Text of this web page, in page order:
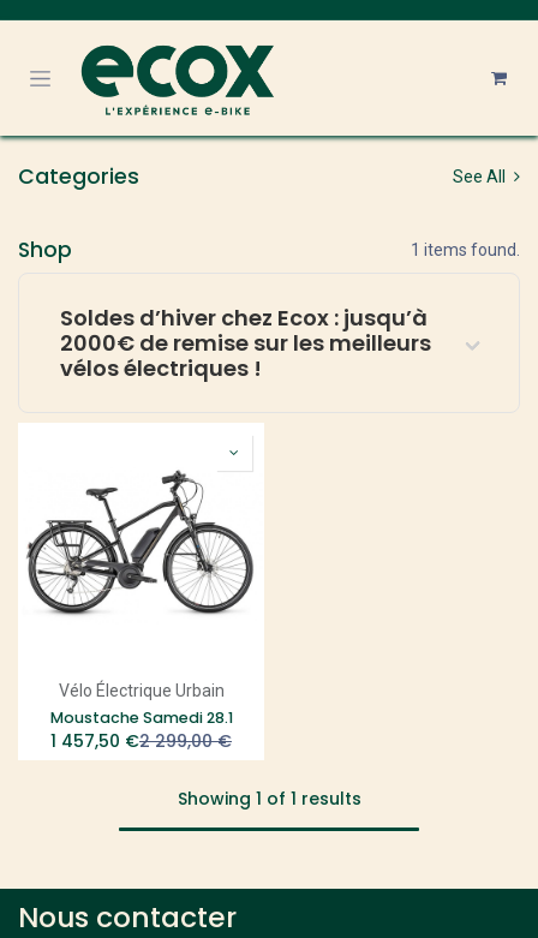
Categories See All
Shop 1 items found.
Soldes d’hiver chez Ecox : jusqu’à
2000€ de remise sur les meilleurs
vélos électriques !
Vélo Électrique Urbain
Moustache Samedi 28.1
1 457,50 €2 299,00€
Showing 1 of 1 results
Nous contacter